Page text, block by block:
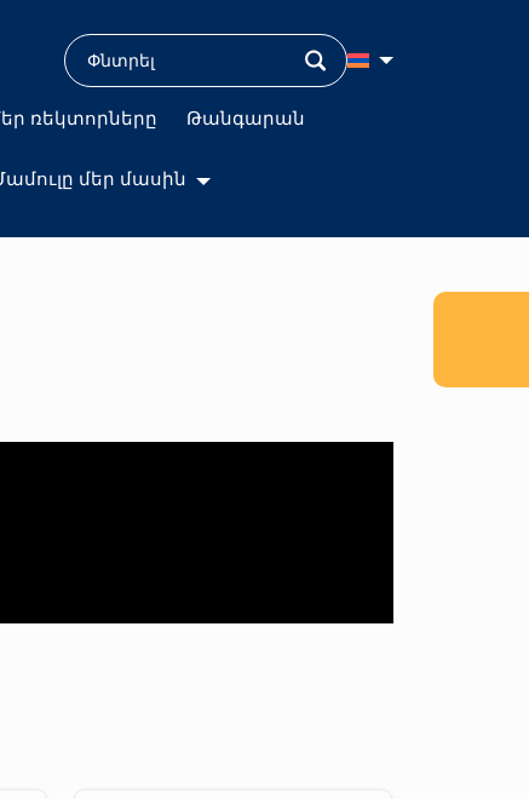
ռեկտորները Թանգարան
մեր մասին